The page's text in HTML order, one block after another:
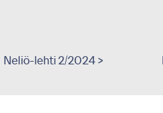
Neliö-lehti 2/2024 >